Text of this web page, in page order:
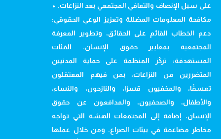
على سبل الإنصاف والتعافي المجتمعي بعد النزاعات. •
مكافحة المعلومات المضللة وتعزيز الوعي الحقوقي:
دعم الخطاب القائم على الحقائق، وتطوير المعرفة
المجتمعية بمعايير حقوق الإنسان. الفئات
المستهدفة: تركّز المنظمة على حماية المدنيين
المتضررين من النزاعات، بمن فيهم المعتقلون
تعسفًا، والمخفيون قسرًا، والنازحون، والنساء،
والأطفال، والصحفيون، والمدافعون عن حقوق
الإنسان، إضافة إلى المجتمعات الهشة التي تواجه
مخاطر مضاعفة في بيئات الصراع. ومن خلال عملها